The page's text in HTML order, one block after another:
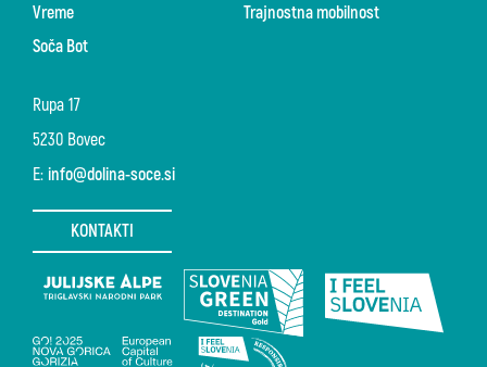
Rupa 17
5230 Bovec
E: info@dolina-soce.si
KONTAKTI
Vreme
Soča Bot
Trajnostna mobilnost